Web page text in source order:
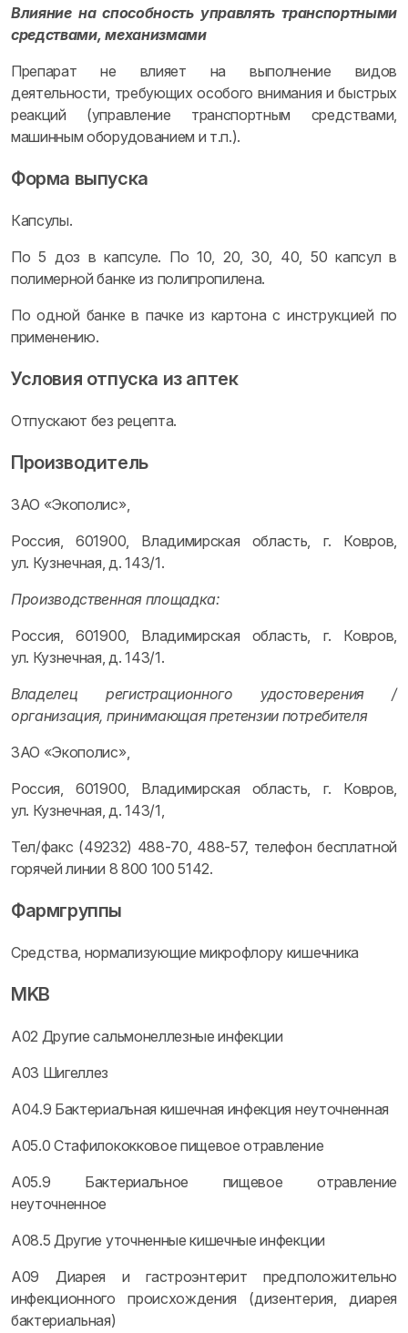
Влияние на способность управлять транспортными
средствами, механизмами
Препарат не влияет на выполнение видов
деятельности, требующих особого внимания и быстрых
реакций (управление транспортным средствами,
машинным оборудованием и т.п.).
Форма выпуска
Капсулы.
По 5 доз в капсуле. По 10, 20, 30, 40, 50 капсул в
полимерной банке из полипропилена.
По одной банке в пачке из картона с инструкцией по
применению.
Условия отпуска из аптек
Отпускают без рецепта.
Производитель
ЗАО «Экополис»,
Россия, 601900, Владимирская область, г. Ковров,
ул. Кузнечная, д. 143/1.
Производственная площадка:
Россия, 601900, Владимирская область, г. Ковров,
ул. Кузнечная, д. 143/1.
Владелец регистрационного удостоверения /
организация, принимающая претензии потребителя
ЗАО «Экополис»,
Россия, 601900, Владимирская область, г. Ковров,
ул. Кузнечная, д. 143/1,
Тел/факс (49232) 488-70, 488-57, телефон бесплатной
горячей линии 8 800 100 5142.
Фармгруппы
Средства, нормализующие микрофлору кишечника
MKB
A02 Другие сальмонеллезные инфекции
A03 Шигеллез
A04.9 Бактериальная кишечная инфекция неуточненная
A05.0 Стафилококковое пищевое отравление
A05.9 Бактериальное пищевое отравление
неуточненное
A08.5 Другие уточненные кишечные инфекции
A09 Диарея и гастроэнтерит предположительно
инфекционного происхождения (дизентерия, диарея
бактериальная)